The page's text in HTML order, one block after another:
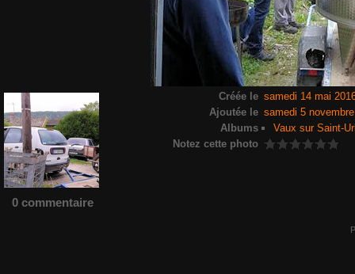
Créée le samedi 14 mai
Ajoutée le samedi 5
Albums
Vaux sur Saint-
Notez cette photo
0 commentaire